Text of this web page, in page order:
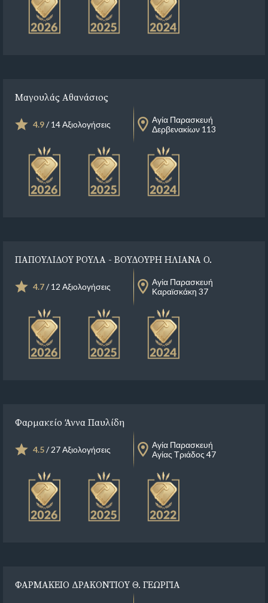
Μαγουλάς Αθανάσιος
4.9/ 14 Αξιολογήσεις
Αγία Παρασκευή
Δερβενακίων 113
ΠΑΠΟΥΛΙΔΟΥ ΡΟΥΛΑ - ΒΟΥΔΟΥΡΗ ΗΛΙΑΝΑ Ο.
4.7/ 12 Αξιολογήσεις
Αγία Παρασκευή
Καραϊσκάκη 37
Φαρμακείο Άννα Παυλίδη
4.5/ 27 Αξιολογήσεις
Αγία Παρασκευή
Αγίας Τριάδος 47
ΦΑΡΜΑΚΕΙΟ ΔΡΑΚΟΝΤΙΟΥ Θ. ΓΕΩΡΓΙΑ